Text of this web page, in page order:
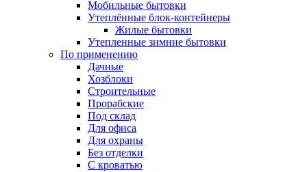
Мобильные бытовки
Утеплённые блок-контейнеры
Жилые бытовки
Утепленные зимние бытовки
По применению
Дачные
Хозблоки
Строительные
Прорабские
Под склад
Для офиса
Для охраны
Без отделки
С кроватью